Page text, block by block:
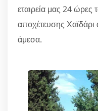
εταιρεία μας 24 ώρες
αποχέτευσης
άμεσα.